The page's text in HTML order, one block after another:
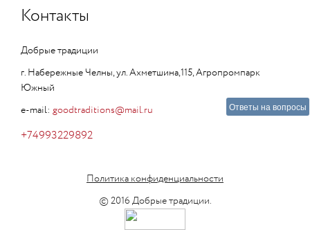
Контакты
Добрые традиции
г. Набережные Челны, ул. Ахметшина,115, Агропромпарк
Южный
e-mail: goodtraditions@mail.ru
+74993229892
Политика конфиденциальности
© 2016 Добрые традиции.
Ответы на вопросы